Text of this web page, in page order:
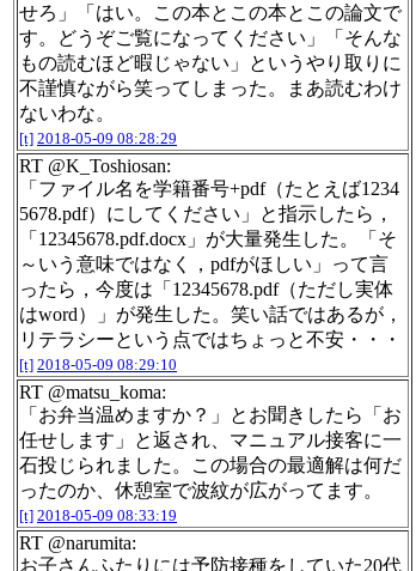
せろ」「はい。この本とこの本とこの論文で
す。どうぞご覧になってください」「そんな
もの読むほど暇じゃない」というやり取りに
不謹慎ながら笑ってしまった。まあ読むわけ
ないわな。
[t] 2018-05-09 08:28:29
RT @K_Toshiosan:
「ファイル名を学籍番号+pdf（たとえば1234
5678.pdf）にしてください」と指示したら，
「12345678.pdf.docx」が大量発生した。「そ
～いう意味ではなく，pdfがほしい」って言
ったら，今度は「12345678.pdf（ただし実体
はword）」が発生した。笑い話ではあるが，
リテラシーという点ではちょっと不安・・・
[t] 2018-05-09 08:29:10
RT @matsu_koma:
「お弁当温めますか？」とお聞きしたら「お
任せします」と返され、マニュアル接客に一
石投じられました。この場合の最適解は何だ
ったのか、休憩室で波紋が広がってます。
[t] 2018-05-09 08:33:19
RT @narumita:
お子さんふたりには予防接種をしていた20代